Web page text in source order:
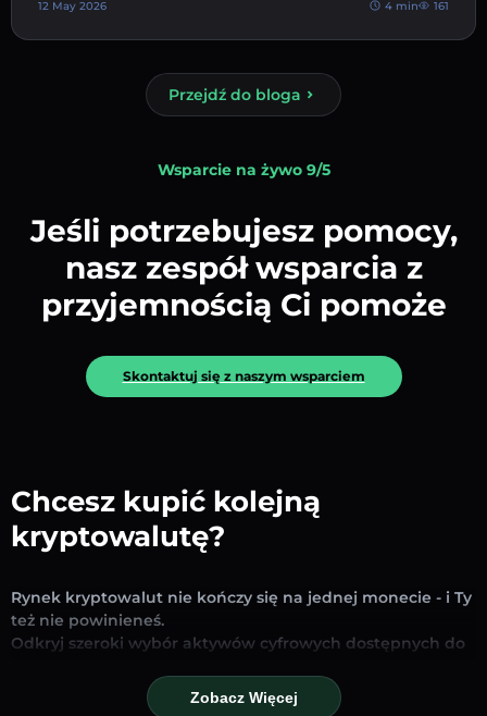
12 May 2026 4 min 161
Przejdź do bloga
Wsparcie na żywo 9/5
Jeśli potrzebujesz pomocy,
nasz zespół wsparcia z
przyjemnością Ci pomoże
Skontaktuj się z naszym wsparciem
Chcesz kupić kolejną
kryptowalutę?
Rynek kryptowalut nie kończy się na jednej monecie - i Ty
też nie powinieneś.
Odkryj szeroki wybór aktywów cyfrowych dostępnych do
tego, czy szukasz uznanych stablecoinów, obiecujących
altcoinów czy nowych trendujących tokenów – znajdziesz
Zobacz Więcej